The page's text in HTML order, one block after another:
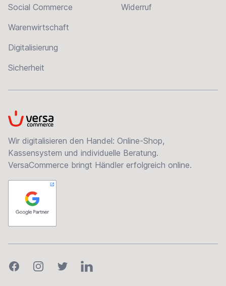
Social Commerce
Warenwirtschaft
Digitalisierung
Sicherheit
Widerruf
VersaCommerce
Wir digitalisieren den Handel: Online-Shop,
Kassensystem und individuelle Beratung.
VersaCommerce bringt Händler erfolgreich online.
FacebookInstagramTwitterLinkedIn